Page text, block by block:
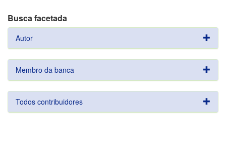
Busca facetada
Autor
Membro da banca
Todos contribuidores